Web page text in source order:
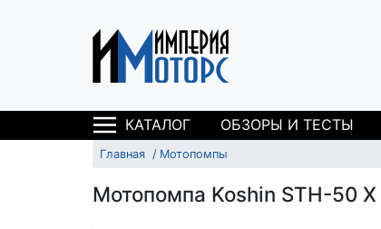
КАТАЛОГ ОБЗОРЫ И ТЕСТЫ
Главная Мотопомпы
Мотопомпа Koshin STH-50 X